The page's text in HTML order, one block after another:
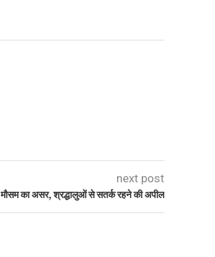
next post
मौसम का असर, श्रद्धालुओं से सतर्क रहने की अपील